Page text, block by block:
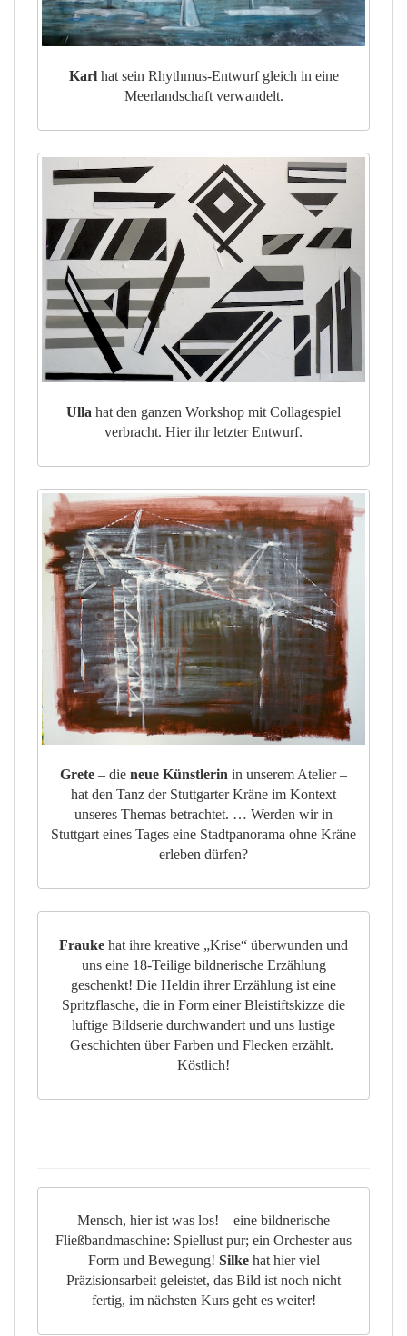
Karlhat sein Rhythmus-Entwurf gleich in eine
Meerlandschaft verwandelt.
Ulla hat den ganzen Workshop mit Collagespiel
verbracht. Hier ihr letzter Entwurf.
Grete – die neue Künstlerin in unserem Atelier –
hat den Tanz der Stuttgarter Kräne im Kontext
unseres Themas betrachtet. … Werden wir in
Stuttgart eines Tages eine Stadtpanorama ohne Kräne
erleben dürfen?
Frauke hat ihre kreative „Krise“ überwunden und
uns eine 18-Teilige bildnerische Erzählung
geschenkt! Die Heldin ihrer Erzählung ist eine
Spritzflasche, die in Form einer Bleistiftskizze die
luftige Bildserie durchwandert und uns lustige
Geschichten über Farben und Flecken erzählt.
Köstlich!
Mensch, hier ist was los! – eine bildnerische
Fließbandmaschine: Spiellust pur; ein Orchester aus
Form und Bewegung! Silkehat hier viel
Präzisionsarbeit geleistet, das Bild ist noch nicht
fertig, im nächsten Kurs geht es weiter!